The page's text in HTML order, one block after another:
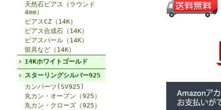
天然石ピアス（ラウンド
4mm）
ピアスCZ（14K）
ピアス合成石（14K）
ピアスパール（14K）
留具など（14K）
14Kホワイトゴールド
スターリングシルバー925
カンパーツ(SV925)
丸カン・オープン（925）
丸カン・クローズ（925）